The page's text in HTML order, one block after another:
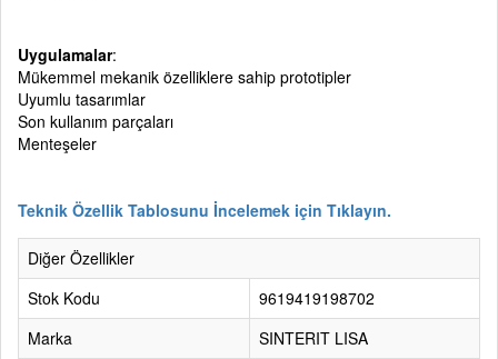
Uygulamalar:
Mükemmel mekanik özelliklere sahip prototipler
Uyumlu tasarımlar
Son kullanım parçaları
Menteşeler
Teknik Özellik Tablosunu İncelemek için Tıklayın.
Diğer Özellikler
Stok Kodu
9619419198702
Marka
SINTERIT LISA